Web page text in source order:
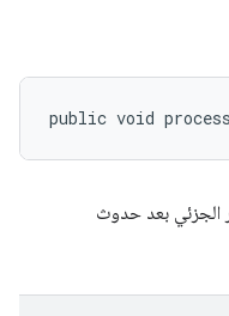
public void
الجزئي بعد حدوث